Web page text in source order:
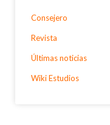
Consejero
Revista
Últimas noticias
Wiki Estudios